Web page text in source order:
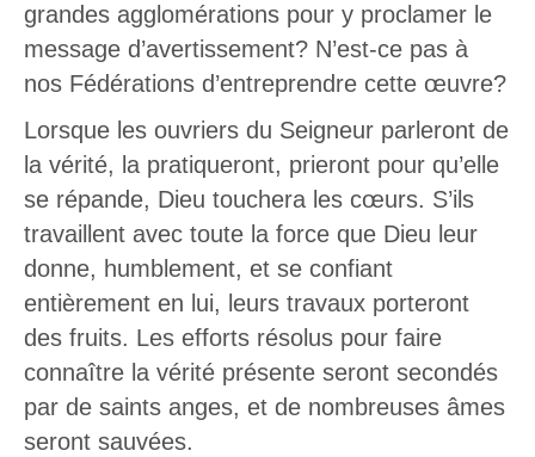
grandes agglomérations pour y proclamer le
message d’avertissement? N’est-ce pas à
nos Fédérations d’entreprendre cette œuvre?
Lorsque les ouvriers du Seigneur parleront de
la vérité, la pratiqueront, prieront pour qu’elle
se répande, Dieu touchera les cœurs. S’ils
travaillent avec toute la force que Dieu leur
donne, humblement, et se confiant
entièrement en lui, leurs travaux porteront
des fruits. Les efforts résolus pour faire
connaître la vérité présente seront secondés
par de saints anges, et de nombreuses âmes
seront sauvées.